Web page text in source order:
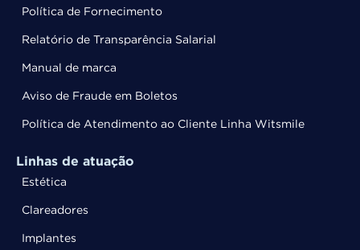
Política de Fornecimento
Relatório de Transparência Salarial
Manual de marca
Aviso de Fraude em Boletos
Política de Atendimento ao Cliente Linha Witsmile
Linhas de atuação
Estética
Clareadores
Implantes